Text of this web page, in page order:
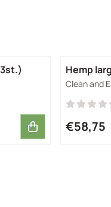
(3st.) Hemp
Merk:
Clean and
Prijs: 58,75
€58,75